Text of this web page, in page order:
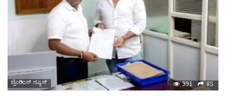
ಟ್ರೆಂಡಿಂಗ್ ನ್ಯೂಸ್ 391 85